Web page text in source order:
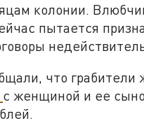
колонии.
пытается
что грабители
с женщиной и ее